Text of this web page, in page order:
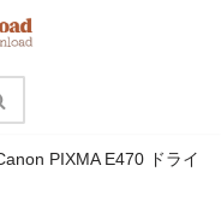
PIXMA E470 ドライ